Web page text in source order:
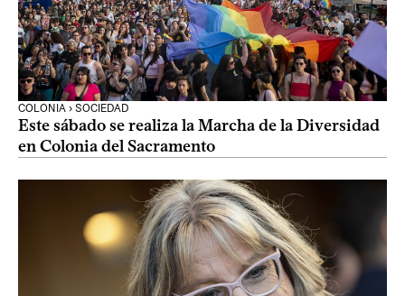
COLONIA › SOCIEDAD
Este sábado se realiza la Marcha de la Diversidad
en Colonia del Sacramento